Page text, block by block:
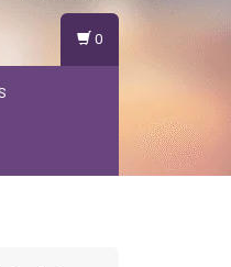
0